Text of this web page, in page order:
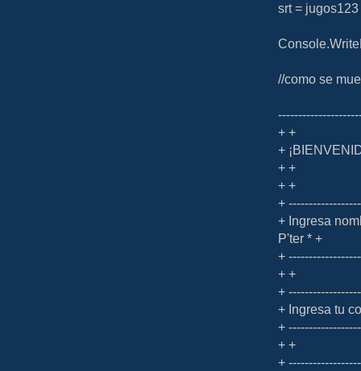
srt = jugos123
//como se
+ +
+
+ +
+ +
+
+ Ingresa
P'ter * +
+
+ +
+
+ Ingresa tu
+
+ +
+